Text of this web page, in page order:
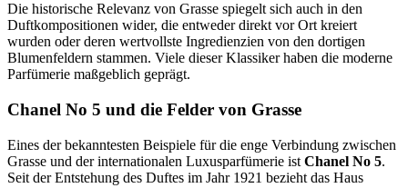
Die historische Relevanz von Grasse spiegelt sich auch in den
Duftkompositionen wider, die entweder direkt vor Ort kreiert
wurden oder deren wertvollste Ingredienzien von den dortigen
Blumenfeldern stammen. Viele dieser Klassiker haben die moderne
Parfümerie maßgeblich geprägt.
Chanel No 5 und die Felder von Grasse
Eines der bekanntesten Beispiele für die enge Verbindung zwischen
Grasse und der internationalen Luxusparfümerie ist Chanel No 5.
Seit der Entstehung des Duftes im Jahr 1921 bezieht das Haus